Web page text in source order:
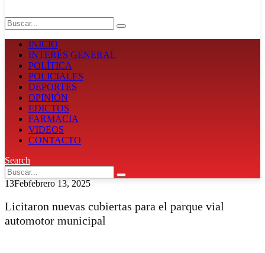
INICIO
INTERÉS GENERAL
POLÍTICA
POLICIALES
DEPORTES
OPINIÓN
EDICTOS
FARMACIA
VIDEOS
CONTACTO
Search
13Febfebrero 13, 2025
Licitaron nuevas cubiertas para el parque vial
automotor municipal